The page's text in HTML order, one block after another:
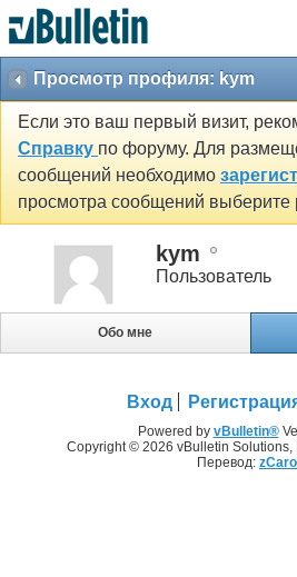
Просмотр профиля: kym
Если это ваш первый визит,
Справку по форуму. Для
сообщений необходимо
просмотра сообщений выберите
kym
Пользователь
Обо мне
Вход
Powered by vBulletin®
Copyright © 2026 vBulletin Solutions,
Перевод: